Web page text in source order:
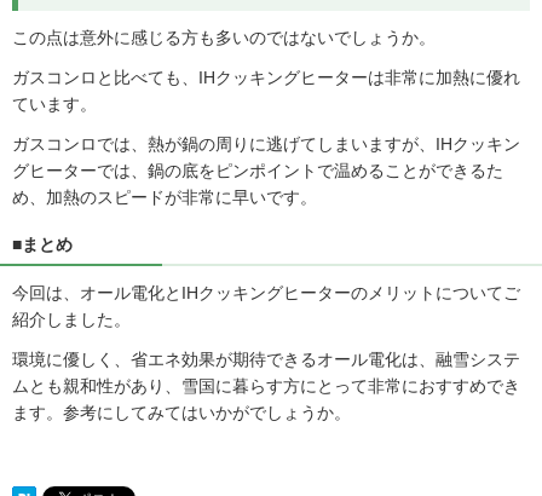
この点は意外に感じる方も多いのではないでしょうか。
ガスコンロと比べても、IHクッキングヒーターは非常に加熱に優れ
ています。
ガスコンロでは、熱が鍋の周りに逃げてしまいますが、IHクッキン
グヒーターでは、鍋の底をピンポイントで温めることができるた
め、加熱のスピードが非常に早いです。
■まとめ
今回は、オール電化とIHクッキングヒーターのメリットについてご
紹介しました。
環境に優しく、省エネ効果が期待できるオール電化は、融雪システ
ムとも親和性があり、雪国に暮らす方にとって非常におすすめでき
ます。参考にしてみてはいかがでしょうか。